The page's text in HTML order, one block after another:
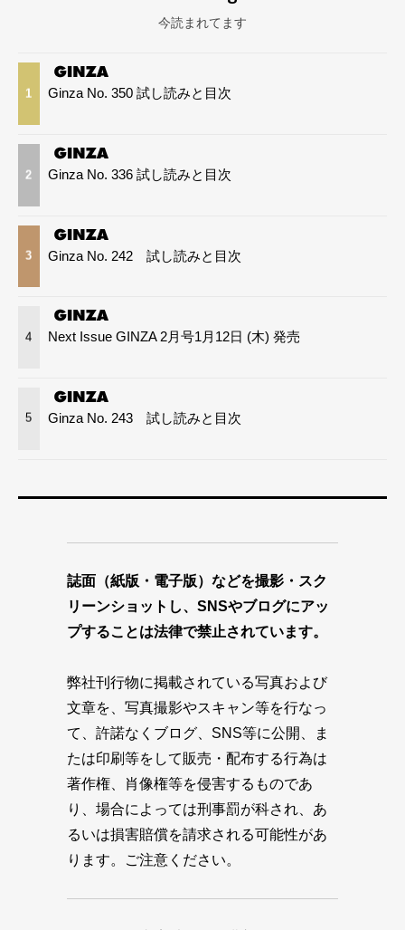
今読まれてます
1 Ginza No. 350 試し読みと目次
2 Ginza No. 336 試し読みと目次
3 Ginza No. 242 試し読みと目次
4 Next Issue GINZA 2月号1月12日 (木) 発売
5 Ginza No. 243 試し読みと目次
誌面（紙版・電子版）などを撮影・スク
リーンショットし、SNSやブログにアッ
プすることは法律で禁止されています。
弊社刊行物に掲載されている写真および
文章を、写真撮影やスキャン等を行なっ
て、許諾なくブログ、SNS等に公開、ま
たは印刷等をして販売・配布する行為は
著作権、肖像権等を侵害するものであ
り、場合によっては刑事罰が科され、あ
るいは損害賠償を請求される可能性があ
ります。ご注意ください。